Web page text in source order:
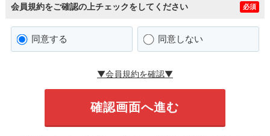
会員規約をご確認の上チェックをしてください 必須
同意する 同意しない
▼会員規約を確認▼